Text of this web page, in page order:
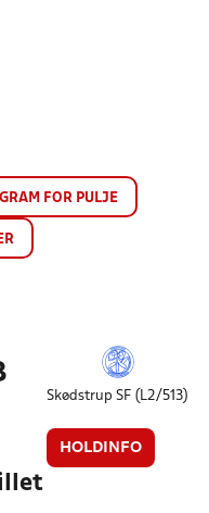
FOR PULJE
Skødstrup SF (L2/513)
HOLDINFO